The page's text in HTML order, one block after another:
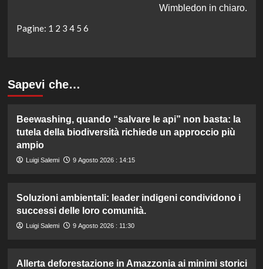
Wimbledon in chiaro.
Pagine: 1 2 3 4 5 6
Sapevi che…
Beewashing, quando “salvare le api” non basta: la
tutela della biodiversità richiede un approccio più
ampio
Luigi Salemi 9 Agosto 2026 : 14:15
Soluzioni ambientali: leader indigeni condividono i
successi delle loro comunità.
Luigi Salemi 9 Agosto 2026 : 11:30
Allerta deforestazione in Amazzonia ai minimi storici